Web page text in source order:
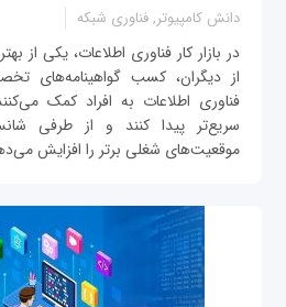
دانش کامپیوتر, فناوری شبکه
در بازار کار فناوری اطلاعات، یکی از
از دیگران، کسب گواهینامه‌های
فناوری اطلاعات به افراد کمک
سریع‌تر پیدا کنند و از طرفی
موقعیت‌های شغلی برتر را افزایش